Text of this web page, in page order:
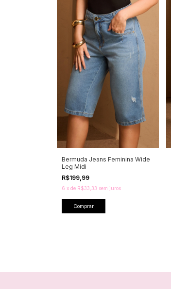
Bermuda Jeans Feminina Wide
Leg Midi
R$199,99
6 x de R$33,33 sem juros
Comprar